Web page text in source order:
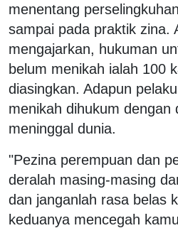
menentang
sampai pada praktik zina.
mengajarkan, hukuman
belum menikah ialah 100
diasingkan. Adapun
menikah dihukum dengan
meninggal dunia.
"Pezina perempuan dan
deralah masing-masing
dan janganlah rasa belas
keduanya mencegah